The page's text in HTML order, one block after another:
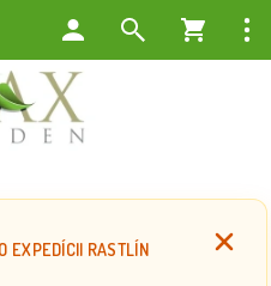
EXPEDÍCII RASTLÍN